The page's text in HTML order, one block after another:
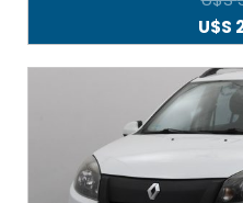
El
era:
U$S